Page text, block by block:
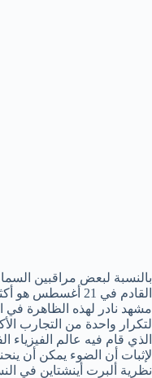
بالنسبة لبعض مراقبين
القادم في 21
مشهد نادر لهذه الظاهرة في
لتكرار واحدة من التجارب
الذي قام فيه عالم الفيزياء
لإثبات أن الضوء يمكن أن
نظرية ألبرت أينشتاين في